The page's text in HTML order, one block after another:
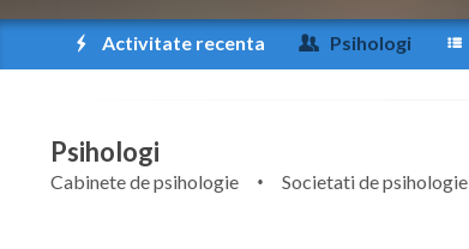
Activitate recenta Psihologi
Psihologi
Cabinete de psihologie Societati de psihologie